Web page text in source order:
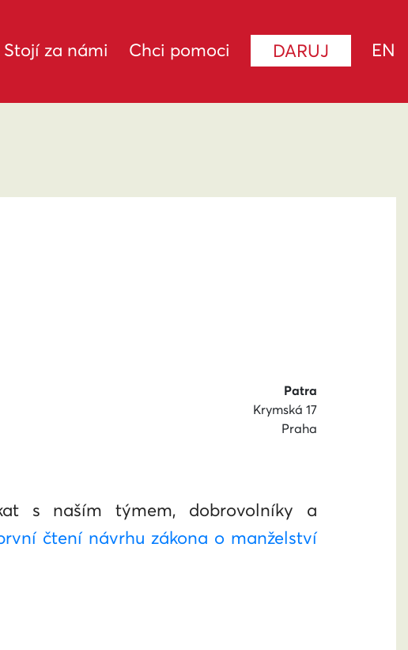
Stojí za námi Chci pomoci DARUJ EN
Patra
Krymská 17
Praha
s naším týmem, dobrovolníky a
čtení návrhu zákona o manželství